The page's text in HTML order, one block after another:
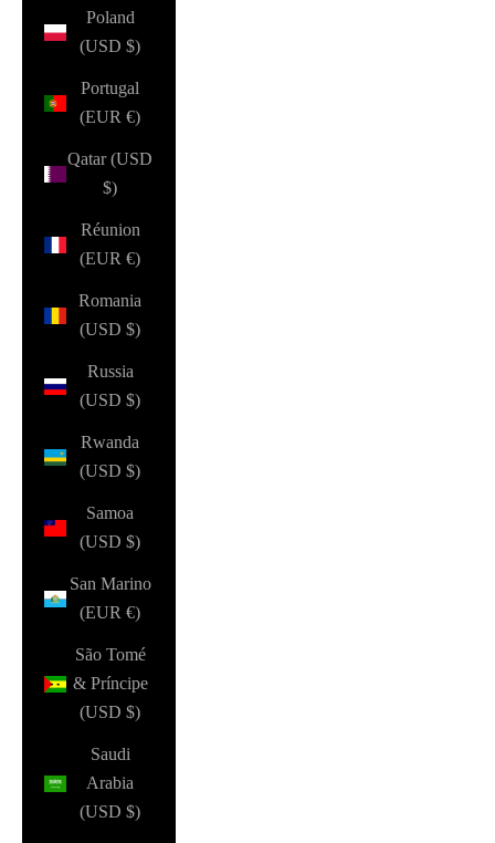
Poland
(USD $)
Portugal
(EUR €)
Qatar (USD
$)
Réunion
(EUR €)
Romania
(USD $)
Russia
(USD $)
Rwanda
(USD $)
Samoa
(USD $)
San Marino
(EUR €)
São Tomé
& Príncipe
(USD $)
Saudi
Arabia
(USD $)